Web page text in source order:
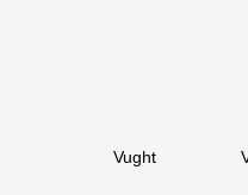
Vught